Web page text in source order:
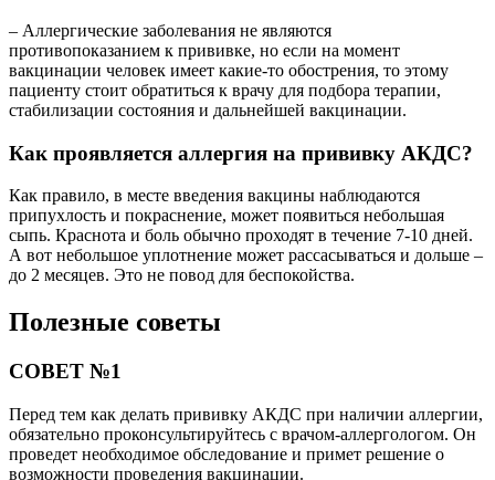
– Аллергические заболевания не являются
противопоказанием к прививке, но если на момент
вакцинации человек имеет какие-то обострения, то этому
пациенту стоит обратиться к врачу для подбора терапии,
стабилизации состояния и дальнейшей вакцинации.
Как проявляется аллергия на прививку АКДС?
Как правило, в месте введения вакцины наблюдаются
припухлость и покраснение, может появиться небольшая
сыпь. Краснота и боль обычно проходят в течение 7-10 дней.
А вот небольшое уплотнение может рассасываться и дольше –
до 2 месяцев. Это не повод для беспокойства.
Полезные советы
СОВЕТ №1
Перед тем как делать прививку АКДС при наличии аллергии,
обязательно проконсультируйтесь с врачом-аллергологом. Он
проведет необходимое обследование и примет решение о
возможности проведения вакцинации.